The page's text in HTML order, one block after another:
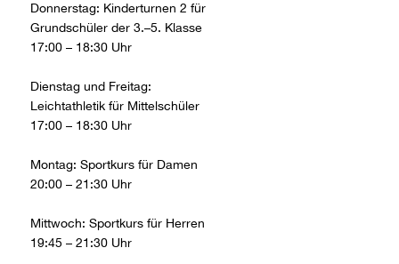
Donnerstag: Kinderturnen 2 für
Grundschüler der 3.–5. Klasse
17:00 – 18:30 Uhr
Dienstag und Freitag:
Leichtathletik für Mittelschüler
17:00 – 18:30 Uhr
Montag: Sportkurs für Damen
20:00 – 21:30 Uhr
Mittwoch: Sportkurs für Herren
19:45 – 21:30 Uhr